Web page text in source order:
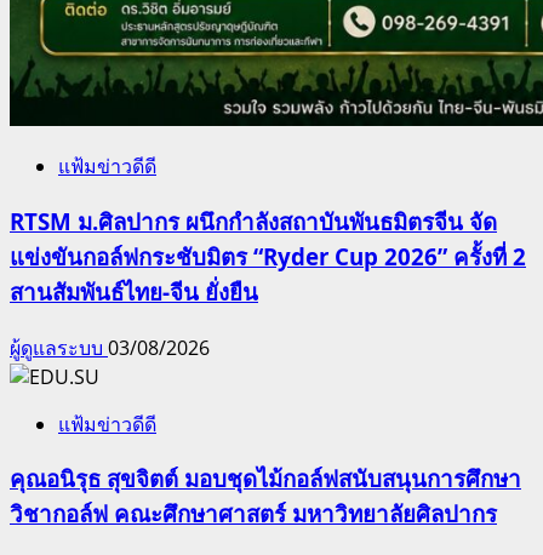
แฟ้มข่าวดีดี
RTSM ม.ศิลปากร ผนึกกำลังสถาบันพันธมิตรจีน จัด
แข่งขันกอล์ฟกระชับมิตร “Ryder Cup 2026” ครั้งที่ 2
สานสัมพันธ์ไทย-จีน ยั่งยืน
ผู้ดูแลระบบ 03/08/2026
แฟ้มข่าวดีดี
คุณอนิรุธ สุขจิตต์ มอบชุดไม้กอล์ฟสนับสนุนการศึกษา
วิชากอล์ฟ คณะศึกษาศาสตร์ มหาวิทยาลัยศิลปากร